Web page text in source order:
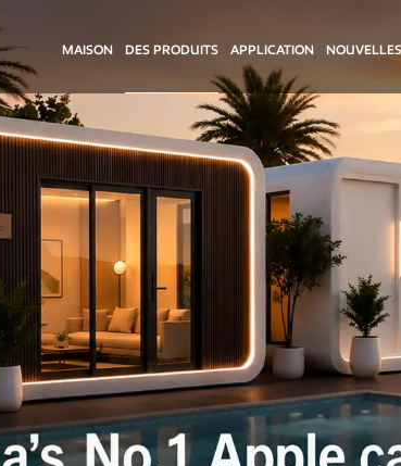
MAISON DES PRODUITS APPLICATION NOUVELLES